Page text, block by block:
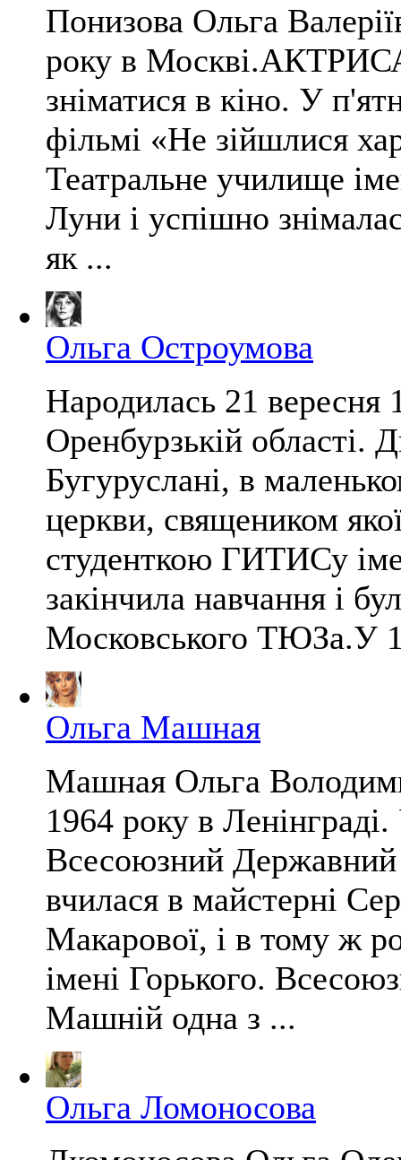
Понизова Ольга
року в
зніматися в кіно. У
фільмі «Не зійшлися
Театральне училище
Луни і успішно
як ...
Ольга Остроумова
Народилась 21 вересня
Оренбурзькій області.
Бугуруслані, в
церкви, священиком
студенткою ГИТИСу
закінчила навчання і
Московського ТЮЗа.У
Ольга Машная
Машная Ольга
1964 року в
Всесоюзний Державний
вчилася в майстерні
Макарової, і в тому ж
імені Горького.
Машній одна з ...
Ольга Ломоносова